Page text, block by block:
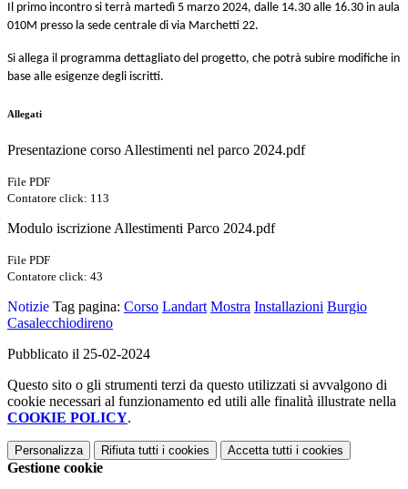
Il primo incontro si terrà martedì 5 marzo 2024, dalle 14.30 alle 16.30 in aula
010M presso la sede centrale di via Marchetti 22.
Si allega il programma dettagliato del progetto, che potrà subire modifiche in
base alle esigenze degli iscritti.
Allegati
Presentazione corso Allestimenti nel parco 2024.pdf
File PDF
Contatore click: 113
Modulo iscrizione Allestimenti Parco 2024.pdf
File PDF
Contatore click: 43
Notizie Tag pagina: Corso Landart Mostra Installazioni Burgio
Casalecchiodireno
Pubblicato il 25-02-2024
Questo sito o gli strumenti terzi da questo utilizzati si avvalgono di
cookie necessari al funzionamento ed utili alle finalità illustrate nella
COOKIE POLICY.
Personalizza Rifiuta tutti i cookies Accetta tutti i cookies
Gestione cookie